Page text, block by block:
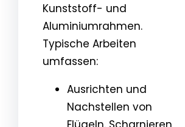
Kunststoff- und
Aluminiumrahmen.
Typische Arbeiten
umfassen:
Ausrichten und
Nachstellen von